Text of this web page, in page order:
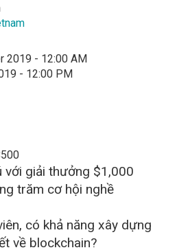
với giải thưởng $1,000
trăm cơ hội nghề
có khả năng xây dựng
về blockchain?
2019 - 12:00 AM
- 12:00 PM